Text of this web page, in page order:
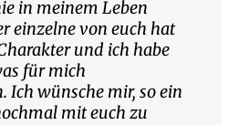
in meinem Leben
einzelne von euch hat
und ich habe
für mich
Ich wünsche mir, so ein
mit euch zu